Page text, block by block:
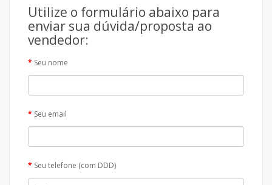
Utilize o formulário abaixo para
enviar sua dúvida/proposta ao
vendedor:
Seu nome
Seu email
Seu telefone (com DDD)